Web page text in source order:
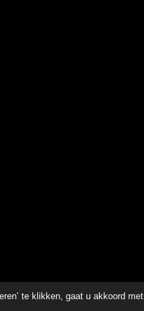
te klikken, gaat u akkoord met